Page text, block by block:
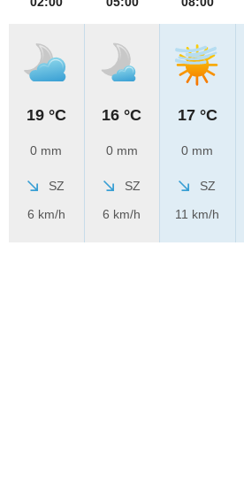
19 °C
0 mm
SZ
6 km/h
16 °C
0 mm
SZ
6 km/h
17 °C
0 mm
SZ
11 km/h